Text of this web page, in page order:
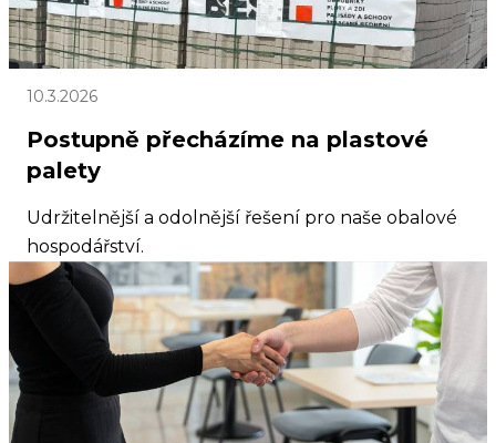
10.3.2026
Postupně přecházíme na plastové
palety
Udržitelnější a odolnější řešení pro naše obalové
hospodářství.